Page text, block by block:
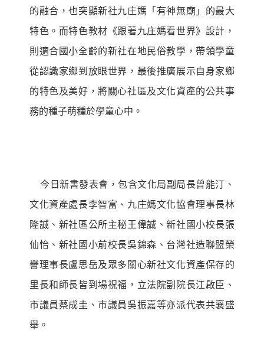
的融合，也突顯新社九庄媽「有神無廟」的最大
特色。而特色教材《跟著九庄媽看世界》設計，
則適合國小全齡的新社在地民俗教學，帶領學童
從認識家鄉到放眼世界，最後推廣展示自身家鄉
的特色及美好，將關心社區及文化資產的公共事
務的種子萌種於學童心中。
今日新書發表會，包含文化局副局長曾能汀、
文化資產處長李智富、九庄媽文化協會理事長林
隆誠、新社區公所主秘王偉誠、新社國小校長張
仙怡、新社國小前校長吳錦森、台灣社造聯盟榮
譽理事長盧思岳及眾多關心新社文化資產保存的
里長和師長皆到場祝福，立法院副院長江啟臣、
市議員蔡成圭、市議員吳振嘉等亦派代表共襄盛
舉。